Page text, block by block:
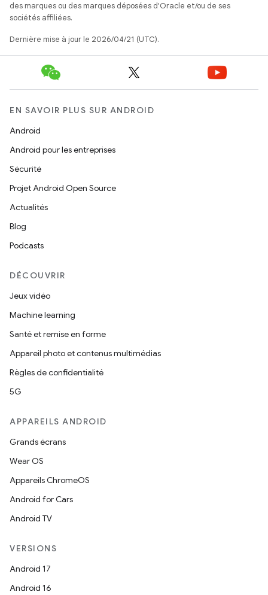
des marques ou des marques déposées d'Oracle et/ou de ses
sociétés affiliées.
Dernière mise à jour le 2026/04/21 (UTC).
EN SAVOIR PLUS SUR ANDROID
Android
Android pour les entreprises
Sécurité
Projet Android Open Source
Actualités
Blog
Podcasts
DÉCOUVRIR
Jeux vidéo
Machine learning
Santé et remise en forme
Appareil photo et contenus multimédias
Règles de confidentialité
5G
APPAREILS ANDROID
Grands écrans
Wear OS
Appareils ChromeOS
Android for Cars
Android TV
VERSIONS
Android 17
Android 16